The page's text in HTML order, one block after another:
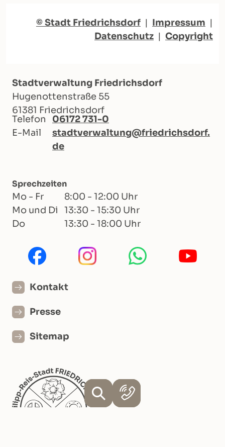
© Stadt Friedrichsdorf | Impressum |
Datenschutz | Copyright
Stadtverwaltung Friedrichsdorf
Hugenottenstraße 55
61381 Friedrichsdorf
Telefon
06172 731-0
E-Mail
stadtverwaltung@friedrichsdorf.
de
Sprechzeiten
Mo - Fr
8:00 - 12:00 Uhr
Mo und Di
13:30 - 15:30 Uhr
Do
13:30 - 18:00 Uhr
Kontakt
Presse
Sitemap